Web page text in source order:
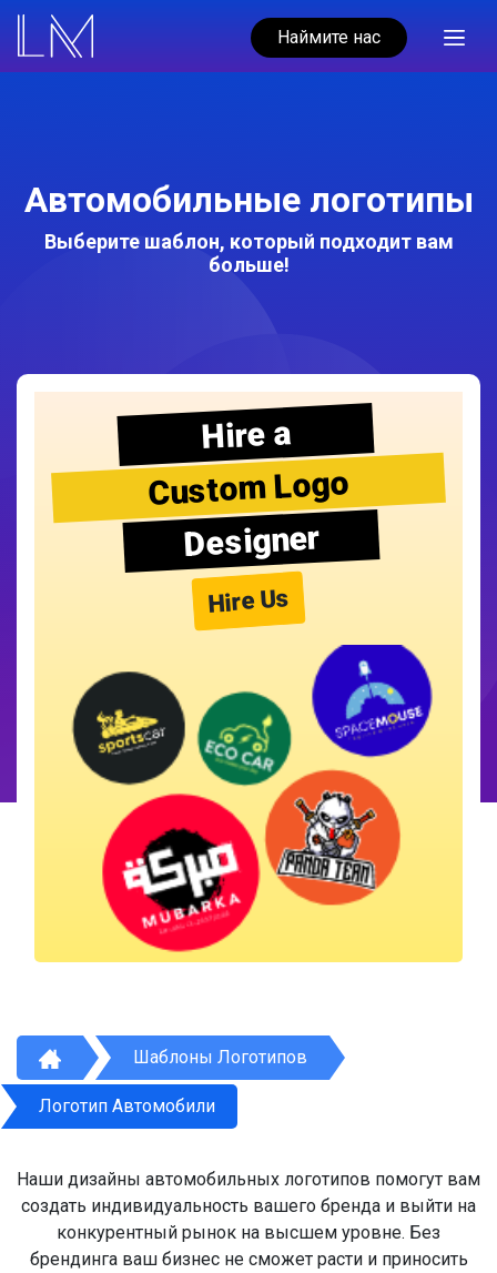
Наймите нас
Автомобильные логотипы
Выберите шаблон, который подходит вам
больше!
Hire a
Custom Logo
Designer
Hire Us
Шаблоны Логотипов
Логотип Автомобили
Наши дизайны автомобильных логотипов помогут вам
создать индивидуальность вашего бренда и выйти на
конкурентный рынок на высшем уровне. Без
брендинга ваш бизнес не сможет расти и приносить